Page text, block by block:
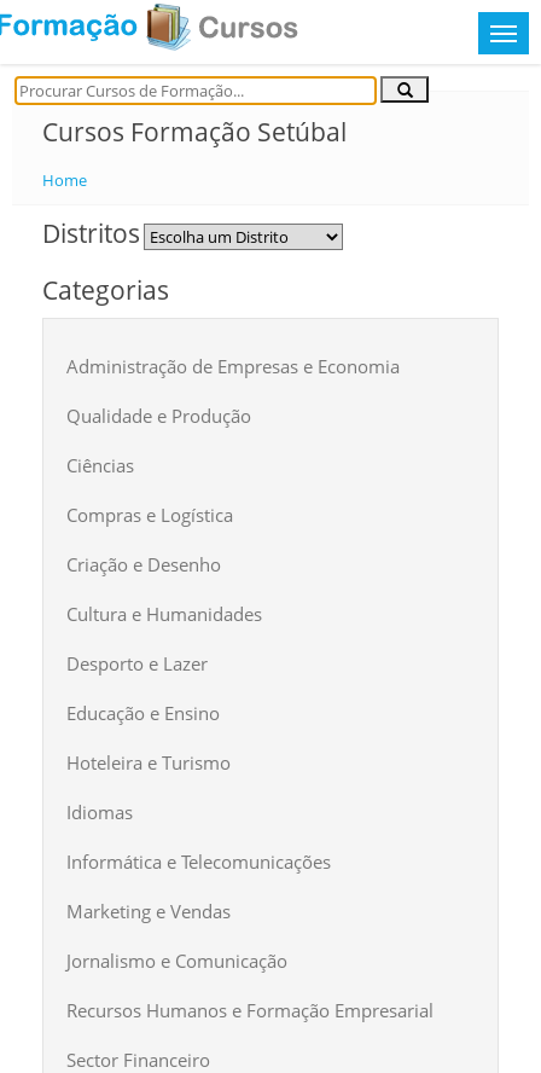
Cursos Formação Setúbal
Home
Distritos
Categorias
Administração de Empresas e Economia
Qualidade e Produção
Ciências
Compras e Logística
Criação e Desenho
Cultura e Humanidades
Desporto e Lazer
Educação e Ensino
Hoteleira e Turismo
Idiomas
Informática e Telecomunicações
Marketing e Vendas
Jornalismo e Comunicação
Recursos Humanos e Formação Empresarial
Sector Financeiro